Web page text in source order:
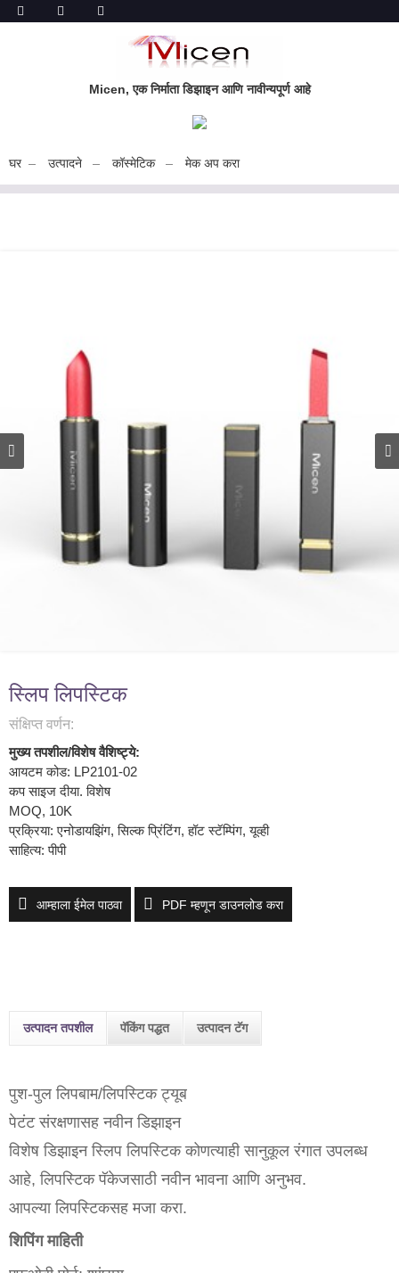
Micen, एक निर्माता डिझाइन आणि नावीन्यपूर्ण आहे
घर उत्पादने कॉस्मेटिक मेक अप करा
स्लिप लिपस्टिक
संक्षिप्त वर्णन:
मुख्य तपशील/विशेष वैशिष्ट्ये:
आयटम कोड: LP2101-02
कप साइज दीया. विशेष
MOQ, 10K
प्रक्रिया: एनोडायझिंग, सिल्क प्रिंटिंग, हॉट स्टॅम्पिंग, यूव्ही
साहित्य: पीपी
आम्हाला ईमेल पाठवा PDF म्हणून डाउनलोड करा
उत्पादन तपशील पॅकिंग पद्धत उत्पादन टॅग
पुश-पुल लिपबाम/लिपस्टिक ट्यूब
पेटंट संरक्षणासह नवीन डिझाइन
विशेष डिझाइन स्लिप लिपस्टिक कोणत्याही सानुकूल रंगात उपलब्ध
आहे, लिपस्टिक पॅकेजसाठी नवीन भावना आणि अनुभव.
आपल्या लिपस्टिकसह मजा करा.
शिपिंग माहिती